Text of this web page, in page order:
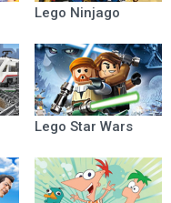
Lego Ninjago
Lego Star Wars